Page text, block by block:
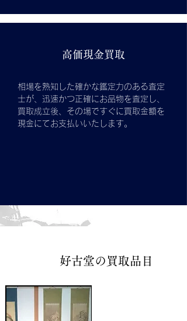
高価現金買取
相場を熟知した確かな鑑定力のある査定
士が、迅速かつ正確にお品物を査定し、
買取成立後、その場ですぐに買取金額を
現金にてお支払いいたします。
好古堂の買取品目